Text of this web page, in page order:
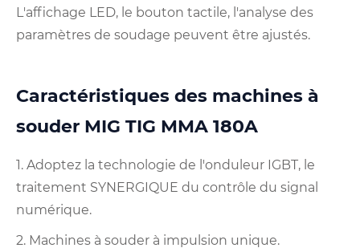
L'affichage LED, le bouton tactile, l'analyse des
paramètres de soudage peuvent être ajustés.
Caractéristiques des machines à
souder MIG TIG MMA 180A
1. Adoptez la technologie de l'onduleur IGBT, le
traitement SYNERGIQUE du contrôle du signal
numérique.
2. Machines à souder à impulsion unique.